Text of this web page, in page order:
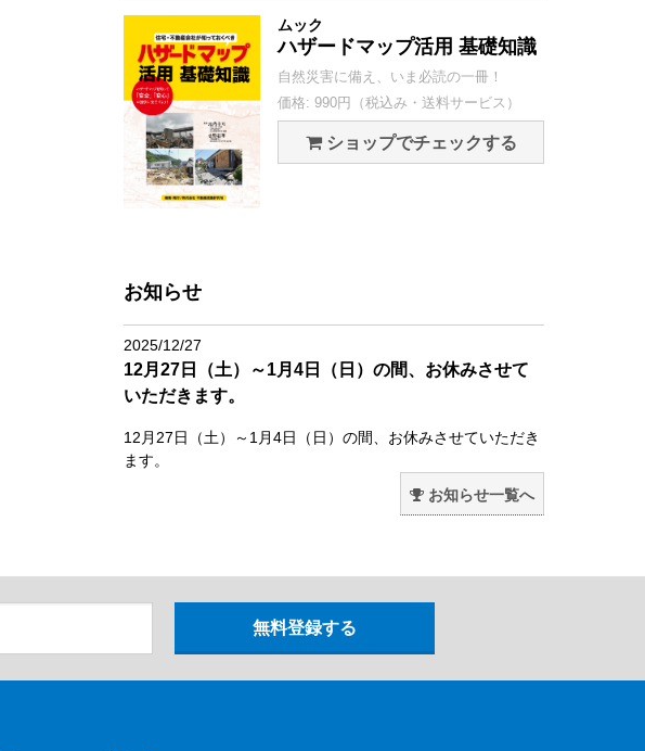
ムック
ハザードマップ活用 基礎知識
自然災害に備え、いま必読の一冊！
価格: 990円（税込み・送料サービス）
ショップでチェックする
お知らせ
2025/12/27
12月27日（土）～1月4日（日）の間、お休みさせて
いただきます。
12月27日（土）～1月4日（日）の間、お休みさせていただき
ます。
お知らせ一覧へ